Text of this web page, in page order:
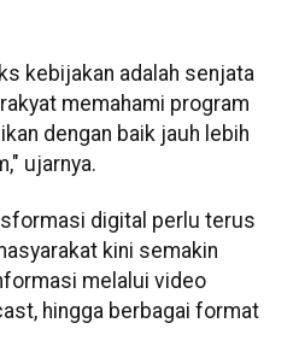
kebijakan adalah senjata
memahami program
dengan baik jauh lebih
ujarnya.
digital perlu terus
kini semakin
melalui video
hingga berbagai format